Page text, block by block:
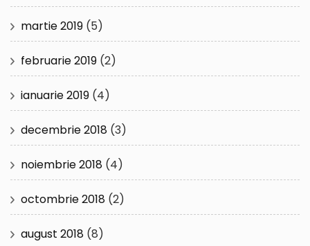
martie 2019 (5)
februarie 2019 (2)
ianuarie 2019 (4)
decembrie 2018 (3)
noiembrie 2018 (4)
octombrie 2018 (2)
august 2018 (8)